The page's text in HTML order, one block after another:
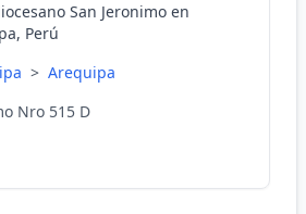
San Jeronimo en
Perú
> Arequipa
Nro 515 D